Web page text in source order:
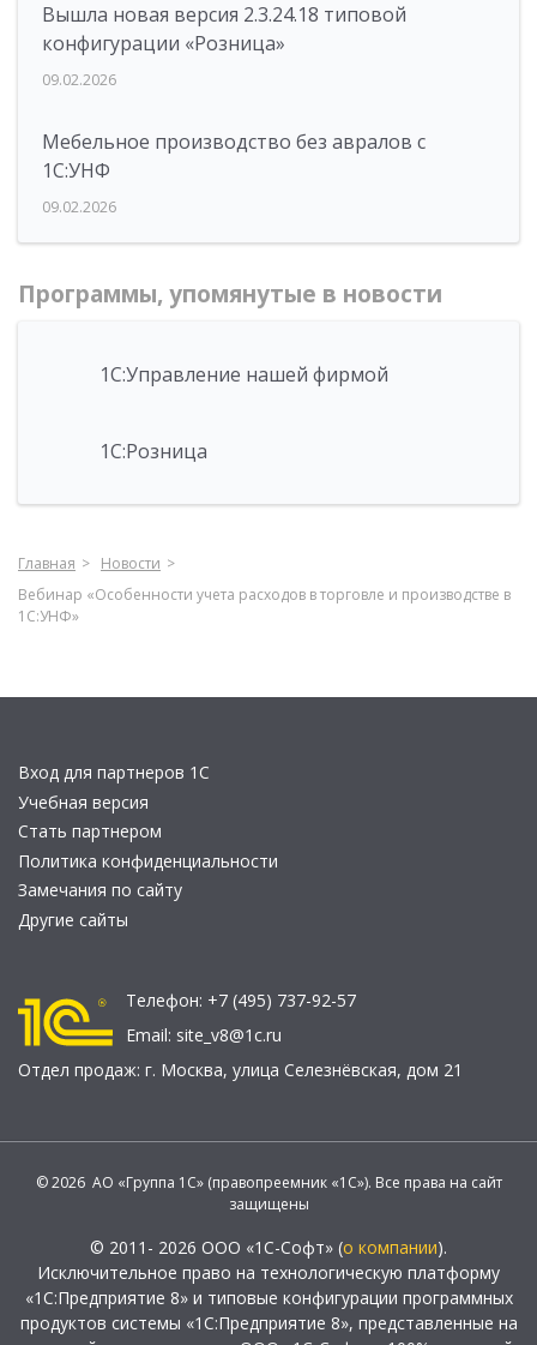
Вышла новая версия 2.3.24.18 типовой
конфигурации «Розница»
09.02.2026
Мебельное производство без авралов с
1С:УНФ
09.02.2026
Программы, упомянутые в новости
1С:Управление нашей фирмой
1С:Розница
Главная
Новости
Вебинар «Особенности учета расходов в торговле и производстве в
1С:УНФ»
Вход для партнеров 1С
Учебная версия
Стать партнером
Политика конфиденциальности
Замечания по сайту
Другие сайты
Телефон: +7 (495) 737-92-57
Email: site_v8@1c.ru
Отдел продаж: г. Москва, улица Селезнёвская, дом 21
© 2026 АО «Группа 1С» (правопреемник «1С»). Все права на сайт
защищены
© 2011- 2026 ООО «1С-Софт» (о компании).
Исключительное право на технологическую платформу
«1С:Предприятие 8» и типовые конфигурации программных
продуктов системы «1С:Предприятие 8», представленные на